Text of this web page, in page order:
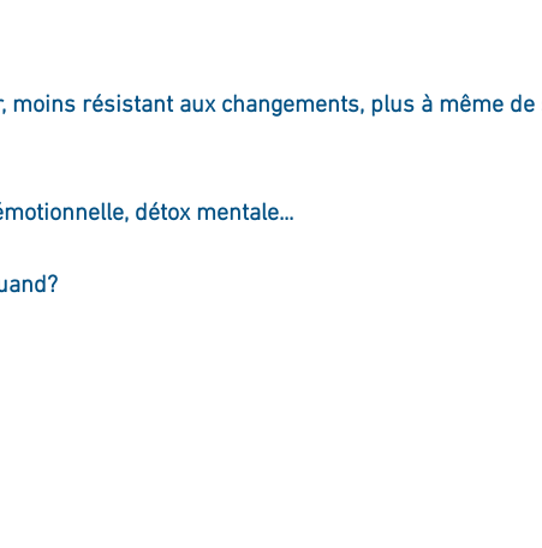
moins résistant aux changements, plus à même
détox mentale...